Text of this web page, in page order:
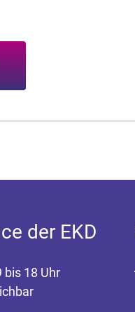
der EKD
bis 18 Uhr